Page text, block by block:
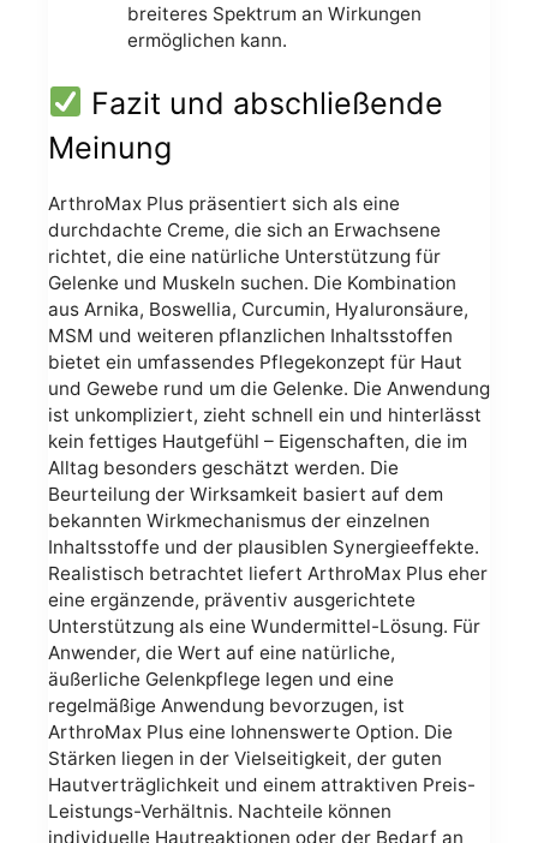
breiteres Spektrum an Wirkungen
ermöglichen kann.
Fazit und abschließende
Meinung
ArthroMax Plus präsentiert sich als eine
durchdachte Creme, die sich an Erwachsene
richtet, die eine natürliche Unterstützung für
Gelenke und Muskeln suchen. Die Kombination
aus Arnika, Boswellia, Curcumin, Hyaluronsäure,
MSM und weiteren pflanzlichen Inhaltsstoffen
bietet ein umfassendes Pflegekonzept für Haut
und Gewebe rund um die Gelenke. Die Anwendung
ist unkompliziert, zieht schnell ein und hinterlässt
kein fettiges Hautgefühl – Eigenschaften, die im
Alltag besonders geschätzt werden. Die
Beurteilung der Wirksamkeit basiert auf dem
bekannten Wirkmechanismus der einzelnen
Inhaltsstoffe und der plausiblen Synergieeffekte.
Realistisch betrachtet liefert ArthroMax Plus eher
eine ergänzende, präventiv ausgerichtete
Unterstützung als eine Wundermittel-Lösung. Für
Anwender, die Wert auf eine natürliche,
äußerliche Gelenkpflege legen und eine
regelmäßige Anwendung bevorzugen, ist
ArthroMax Plus eine lohnenswerte Option. Die
Stärken liegen in der Vielseitigkeit, der guten
Hautverträglichkeit und einem attraktiven Preis-
Leistungs-Verhältnis. Nachteile können
individuelle Hautreaktionen oder der Bedarf an